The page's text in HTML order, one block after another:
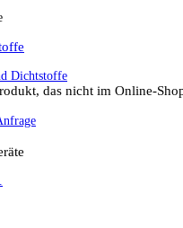
Dichtstoffe
das nicht im Online-